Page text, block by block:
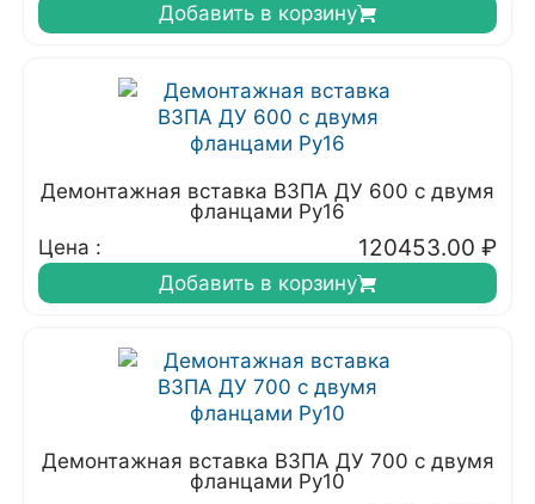
Добавить в корзину
Демонтажная вставка ВЗПА ДУ 600 с двумя
фланцами Ру16
Цена :
120453.00 ₽
Добавить в корзину
Демонтажная вставка ВЗПА ДУ 700 с двумя
фланцами Ру10